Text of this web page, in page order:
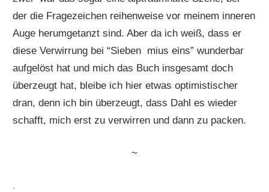
der die Fragezeichen reihenweise vor meinem inneren
Auge herumgetanzt sind. Aber da ich weiß, dass er
diese Verwirrung bei “Sieben mius eins” wunderbar
aufgelöst hat und mich das Buch insgesamt doch
überzeugt hat, bleibe ich hier etwas optimistischer
dran, denn ich bin überzeugt, dass Dahl es wieder
schafft, mich erst zu verwirren und dann zu packen.
~
.